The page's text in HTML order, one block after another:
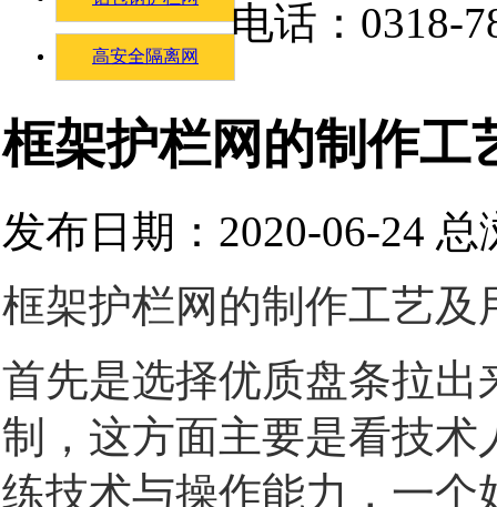
高安全隔离网
框架护栏网的制作工
发布日期：2020-06-24 总
框架护栏网的制作工艺及
首先是选择优质盘条拉
制，这方面主要是看技
练技术与操作能力，一
电话：0318-